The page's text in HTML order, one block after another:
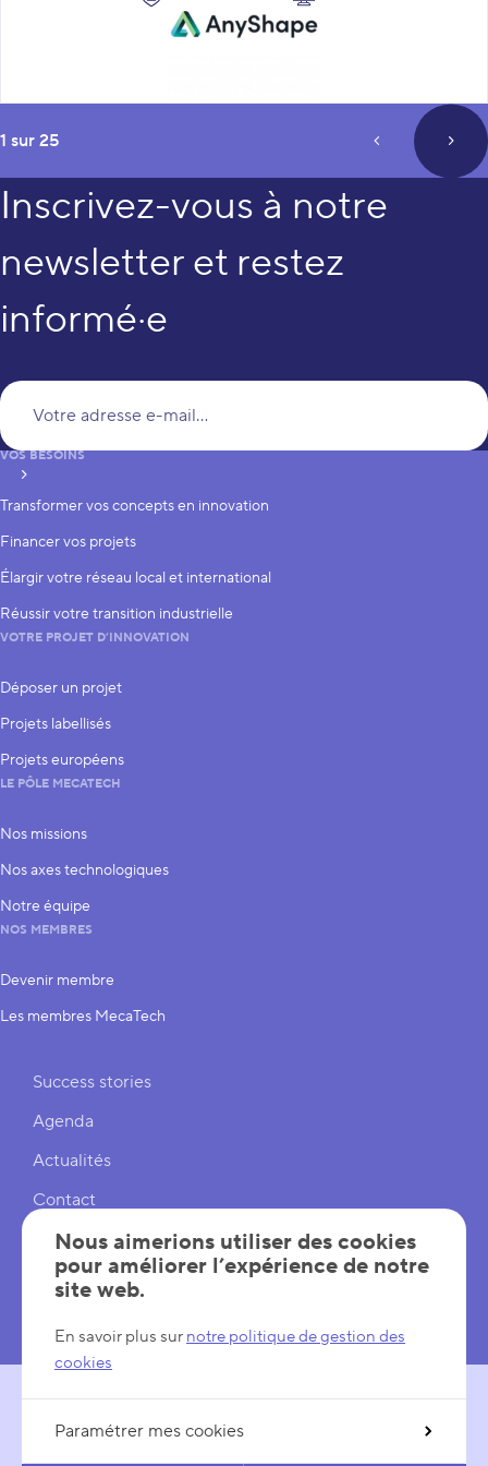
page
1 sur 25
prev_page
Inscrivez-vous à notre
newsletter et restez
informé·e
S’inscrire
VOS BESOINS
Transformer vos concepts en innovation
Financer vos projets
Élargir votre réseau local et international
Réussir votre transition industrielle
VOTRE PROJET D’INNOVATION
Déposer un projet
Projets labellisés
Projets européens
LE PÔLE MECATECH
Nos missions
Nos axes technologiques
Notre équipe
NOS MEMBRES
Devenir membre
Les membres MecaTech
Liens rapides
Success stories
Agenda
Actualités
Contact
Cookies
Réglages cookies
SUIVEZ-NOUS
Nous aimerions utiliser des cookies
pour améliorer l’expérience de notre
site web.
En savoir plus sur notre politique de gestion des
cookies
Paramétrer mes cookies